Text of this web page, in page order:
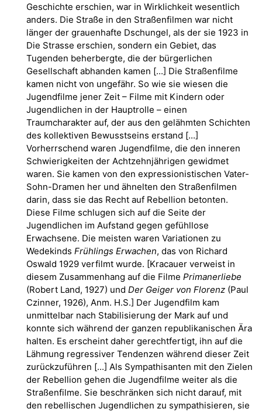
Geschichte erschien, war in Wirklichkeit wesentlich
anders. Die Straße in den Straßenfilmen war nicht
länger der grauenhafte Dschungel, als der sie 1923 in
Die Strasse erschien, sondern ein Gebiet, das
Tugenden beherbergte, die der bürgerlichen
Gesellschaft abhanden kamen [...] Die Straßenfilme
kamen nicht von ungefähr. So wie sie wiesen die
Jugendfilme jener Zeit – Filme mit Kindern oder
Jugendlichen in der Hauptrolle – einen
Traumcharakter auf, der aus den gelähmten Schichten
des kollektiven Bewusstseins erstand [...]
Vorherrschend waren Jugendfilme, die den inneren
Schwierigkeiten der Achtzehnjährigen gewidmet
waren. Sie kamen von den expressionistischen Vater-
Sohn-Dramen her und ähnelten den Straßenfilmen
darin, dass sie das Recht auf Rebellion betonten.
Diese Filme schlugen sich auf die Seite der
Jugendlichen im Aufstand gegen gefühllose
Erwachsene. Die meisten waren Variationen zu
Wedekinds Frühlings Erwachen, das von Richard
Oswald 1929 verfilmt wurde. [Kracauer verweist in
diesem Zusammenhang auf die Filme Primanerliebe
(Robert Land, 1927) und Der Geiger von Florenz (Paul
Czinner, 1926), Anm. H.S.] Der Jugendfilm kam
unmittelbar nach Stabilisierung der Mark auf und
konnte sich während der ganzen republikanischen Ära
halten. Es erscheint daher gerechtfertigt, ihn auf die
Lähmung regressiver Tendenzen während dieser Zeit
zurückzuführen [...] Als Sympathisanten mit den Zielen
der Rebellion gehen die Jugendfilme weiter als die
Straßenfilme. Sie beschränken sich nicht darauf, mit
den rebellischen Jugendlichen zu sympathisieren, sie